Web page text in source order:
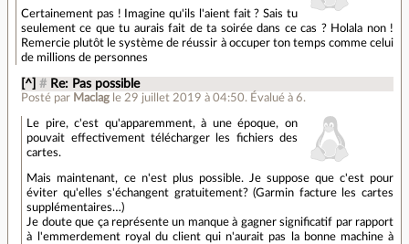
Certainement pas ! Imagine qu'ils l'aient fait ? Sais tu
seulement ce que tu aurais fait de ta soirée dans ce cas ? Holala non !
Remercie plutôt le système de réussir à occuper ton temps comme celui
de millions de personnes
[^] # Re: Pas possible
Posté par Maclag le 29 juillet 2019 à 04:50. Évalué à6.
Le pire, c'est qu'apparemment, à une époque, on
pouvait effectivement télécharger les fichiers des
cartes.
Mais maintenant, ce n'est plus possible. Je suppose que c'est pour
éviter qu'elles s'échangent gratuitement? (Garmin facture les cartes
supplémentaires…)
Je doute que ça représente un manque à gagner significatif par rapport
à l'emmerdement royal du client qui n'aurait pas la bonne machine à